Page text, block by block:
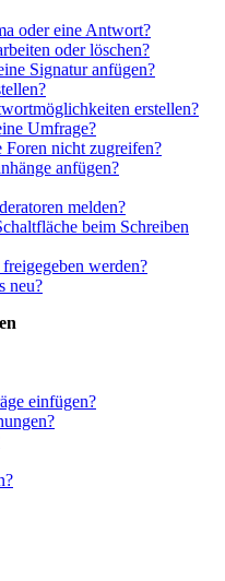
oder eine Antwort?
oder löschen?
Signatur anfügen?
erstellen?
Umfrage?
Foren nicht zugreifen?
anfügen?
melden?
beim Schreiben
werden?
neu?
einfügen?